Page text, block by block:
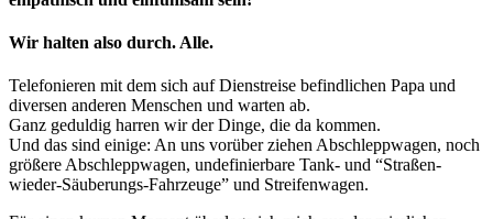
Wir halten also durch. Alle.
Telefonieren mit dem sich auf Dienstreise befindlichen Papa und
diversen anderen Menschen und warten ab.
Ganz geduldig harren wir der Dinge, die da kommen.
Und das sind einige: An uns vorüber ziehen Abschleppwagen, noch
größere Abschleppwagen, undefinierbare Tank- und “Straßen-
wieder-Säuberungs-Fahrzeuge” und Streifenwagen.